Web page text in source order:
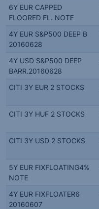
6Y EUR CAPPED
FLOORED FL. NOTE
4Y EUR S&P500 DEEP B
20160628
4Y USD S&P500 DEEP
BARR.20160628
CITI 3Y EUR 2 STOCKS
CITI 3Y HUF 2 STOCKS
CITI 3Y USD 2 STOCKS
5Y EUR FIXFLOATING4%
NOTE
4Y EUR FIXFLOATER6
20160607